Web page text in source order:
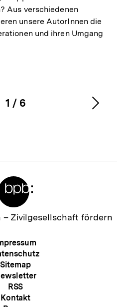
Aus verschiedenen
unsere AutorInnen die
und ihren Umgang
Karussellinhalt
1
von
/ 6
– Zivilgesellschaft fördern
Meta-
Navigation
Sitemap
RSS
Kontakt